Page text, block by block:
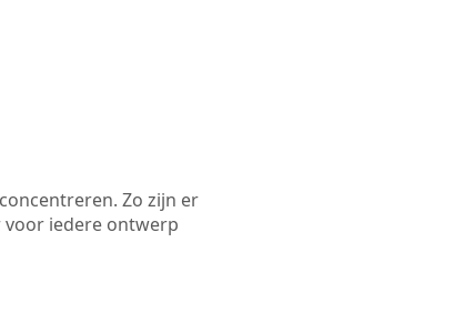
Zo zijn er
iedere ontwerp